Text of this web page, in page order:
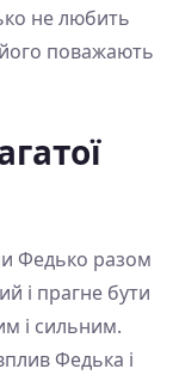
не любить
поважають
Федько разом
і прагне бути
і сильним.
Федька і